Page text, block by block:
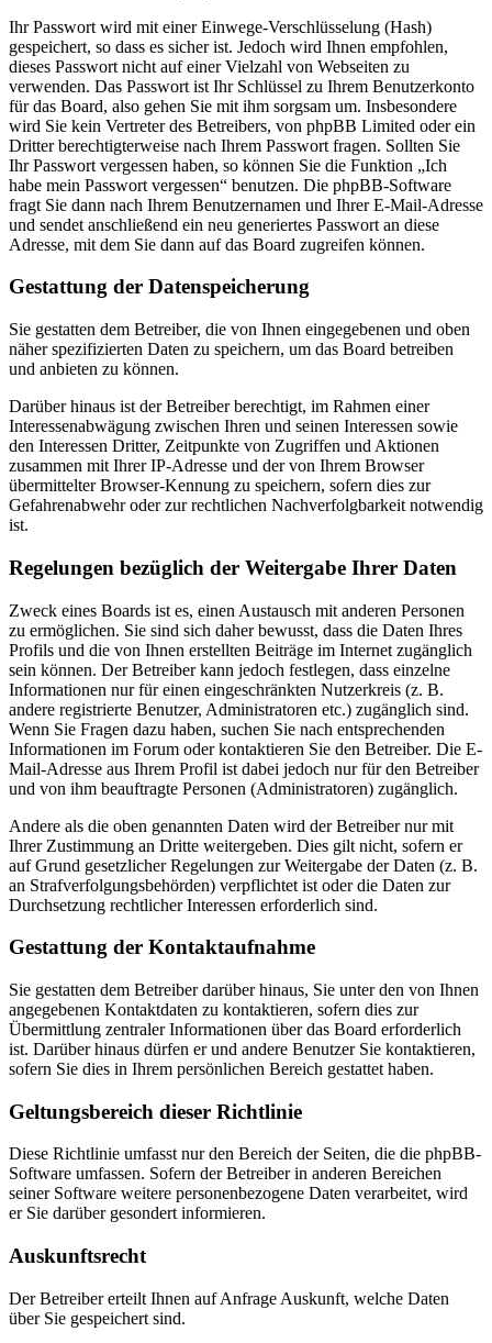
Ihr Passwort wird mit einer Einwege-Verschlüsselung (Hash)
gespeichert, so dass es sicher ist. Jedoch wird Ihnen empfohlen,
dieses Passwort nicht auf einer Vielzahl von Webseiten zu
verwenden. Das Passwort ist Ihr Schlüssel zu Ihrem Benutzerkonto
für das Board, also gehen Sie mit ihm sorgsam um. Insbesondere
wird Sie kein Vertreter des Betreibers, von phpBB Limited oder ein
Dritter berechtigterweise nach Ihrem Passwort fragen. Sollten Sie
Ihr Passwort vergessen haben, so können Sie die Funktion „Ich
habe mein Passwort vergessen“ benutzen. Die phpBB-Software
fragt Sie dann nach Ihrem Benutzernamen und Ihrer E-Mail-Adresse
und sendet anschließend ein neu generiertes Passwort an diese
Adresse, mit dem Sie dann auf das Board zugreifen können.
Gestattung der Datenspeicherung
Sie gestatten dem Betreiber, die von Ihnen eingegebenen und oben
näher spezifizierten Daten zu speichern, um das Board betreiben
und anbieten zu können.
Darüber hinaus ist der Betreiber berechtigt, im Rahmen einer
Interessenabwägung zwischen Ihren und seinen Interessen sowie
den Interessen Dritter, Zeitpunkte von Zugriffen und Aktionen
zusammen mit Ihrer IP-Adresse und der von Ihrem Browser
übermittelter Browser-Kennung zu speichern, sofern dies zur
Gefahrenabwehr oder zur rechtlichen Nachverfolgbarkeit notwendig
ist.
Regelungen bezüglich der Weitergabe Ihrer Daten
Zweck eines Boards ist es, einen Austausch mit anderen Personen
zu ermöglichen. Sie sind sich daher bewusst, dass die Daten Ihres
Profils und die von Ihnen erstellten Beiträge im Internet zugänglich
sein können. Der Betreiber kann jedoch festlegen, dass einzelne
Informationen nur für einen eingeschränkten Nutzerkreis (z. B.
andere registrierte Benutzer, Administratoren etc.) zugänglich sind.
Wenn Sie Fragen dazu haben, suchen Sie nach entsprechenden
Informationen im Forum oder kontaktieren Sie den Betreiber. Die E-
Mail-Adresse aus Ihrem Profil ist dabei jedoch nur für den Betreiber
und von ihm beauftragte Personen (Administratoren) zugänglich.
Andere als die oben genannten Daten wird der Betreiber nur mit
Ihrer Zustimmung an Dritte weitergeben. Dies gilt nicht, sofern er
auf Grund gesetzlicher Regelungen zur Weitergabe der Daten (z. B.
an Strafverfolgungsbehörden) verpflichtet ist oder die Daten zur
Durchsetzung rechtlicher Interessen erforderlich sind.
Gestattung der Kontaktaufnahme
Sie gestatten dem Betreiber darüber hinaus, Sie unter den von Ihnen
angegebenen Kontaktdaten zu kontaktieren, sofern dies zur
Übermittlung zentraler Informationen über das Board erforderlich
ist. Darüber hinaus dürfen er und andere Benutzer Sie kontaktieren,
sofern Sie dies in Ihrem persönlichen Bereich gestattet haben.
Geltungsbereich dieser Richtlinie
Diese Richtlinie umfasst nur den Bereich der Seiten, die die phpBB-
Software umfassen. Sofern der Betreiber in anderen Bereichen
seiner Software weitere personenbezogene Daten verarbeitet, wird
er Sie darüber gesondert informieren.
Auskunftsrecht
Der Betreiber erteilt Ihnen auf Anfrage Auskunft, welche Daten
über Sie gespeichert sind.